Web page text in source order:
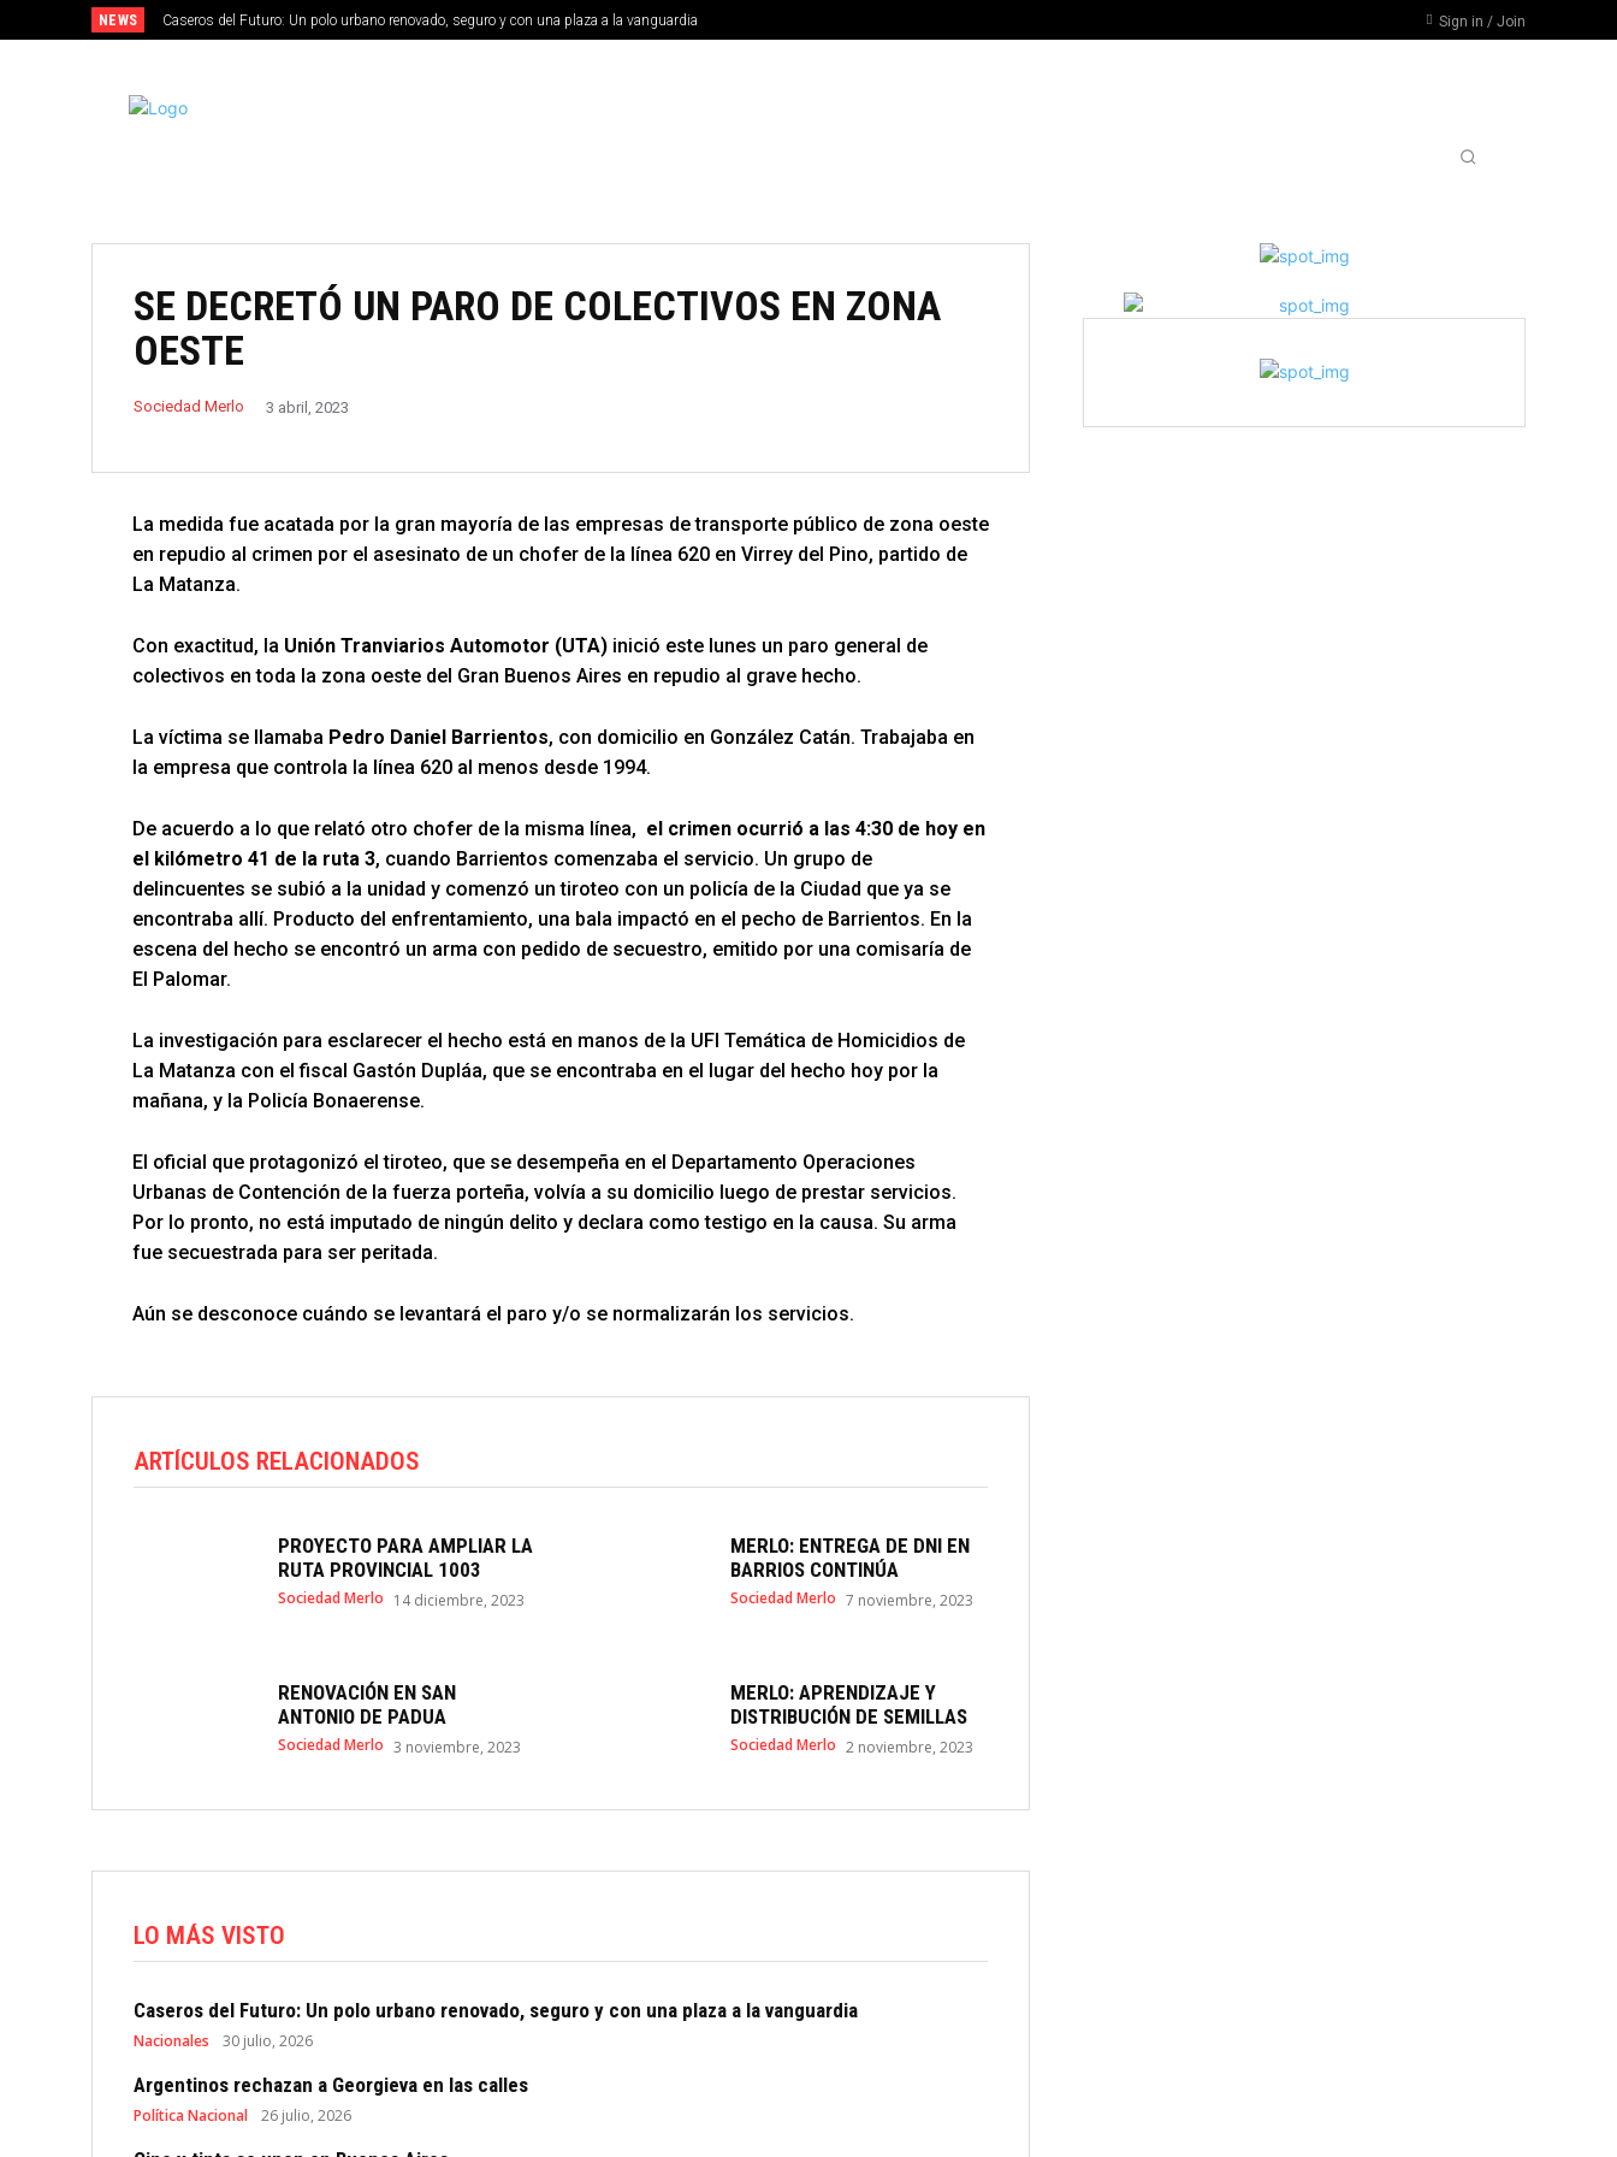
NEWS Caseros del Futuro: Un polo urbano renovado, seguro y con una plaza a la vanguardia Sign in / Join
SE DECRETÓ UN PARO DE COLECTIVOS EN ZONA
OESTE
Sociedad Merlo 3 abril, 2023
La medida fue acatada por la gran mayoría de las empresas de transporte público de zona oeste
en repudio al crimen por el asesinato de un chofer de la línea 620 en Virrey del Pino, partido de
La Matanza.
Con exactitud, la Unión Tranviarios Automotor (UTA) inició este lunes un paro general de
colectivos en toda la zona oeste del Gran Buenos Aires en repudio al grave hecho.
La víctima se llamaba Pedro Daniel Barrientos, con domicilio en González Catán. Trabajaba en
la empresa que controla la línea 620 al menos desde 1994.
De acuerdo a lo que relató otro chofer de la misma línea, el crimen ocurrió a las 4:30 de hoy en
el kilómetro 41 de la ruta 3, cuando Barrientos comenzaba el servicio. Un grupo de
delincuentes se subió a la unidad y comenzó un tiroteo con un policía de la Ciudad que ya se
encontraba allí. Producto del enfrentamiento, una bala impactó en el pecho de Barrientos. En la
escena del hecho se encontró un arma con pedido de secuestro, emitido por una comisaría de
El Palomar.
La investigación para esclarecer el hecho está en manos de la UFI Temática de Homicidios de
La Matanza con el fiscal Gastón Dupláa, que se encontraba en el lugar del hecho hoy por la
mañana, y la Policía Bonaerense.
El oficial que protagonizó el tiroteo, que se desempeña en el Departamento Operaciones
Urbanas de Contención de la fuerza porteña, volvía a su domicilio luego de prestar servicios.
Por lo pronto, no está imputado de ningún delito y declara como testigo en la causa. Su arma
fue secuestrada para ser peritada.
Aún se desconoce cuándo se levantará el paro y/o se normalizarán los servicios.
ARTÍCULOS RELACIONADOS
PROYECTO PARA AMPLIAR LA
RUTA PROVINCIAL 1003
Sociedad Merlo 14 diciembre, 2023
MERLO: ENTREGA DE DNI EN
BARRIOS CONTINÚA
Sociedad Merlo 7 noviembre, 2023
RENOVACIÓN EN SAN
ANTONIO DE PADUA
Sociedad Merlo 3 noviembre, 2023
MERLO: APRENDIZAJE Y
DISTRIBUCIÓN DE SEMILLAS
Sociedad Merlo 2 noviembre, 2023
LO MÁS VISTO
Caseros del Futuro: Un polo urbano renovado, seguro y con una plaza a la vanguardia
Nacionales 30 julio, 2026
Argentinos rechazan a Georgieva en las calles
Política Nacional 26 julio, 2026